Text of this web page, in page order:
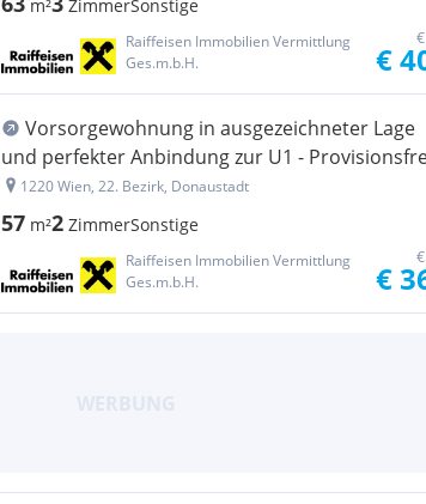
m² ZimmerSonstige
Raiffeisen Immobilien Vermittlung
Ges.m.b.H.
€
Vorsorgewohnung in ausgezeichneter Lage
und perfekter Anbindung zur U1 -
Neubau-Erstbezug
1220 Wien, 22. Bezirk, Donaustadt
57 m²2 ZimmerSonstige
Raiffeisen Immobilien Vermittlung
Ges.m.b.H.
€